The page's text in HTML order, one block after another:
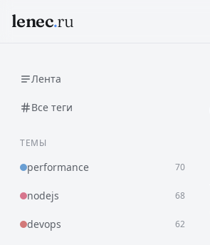
lenec.ru
Лента
Все теги
ТЕМЫ
performance 70
nodejs 68
devops 62